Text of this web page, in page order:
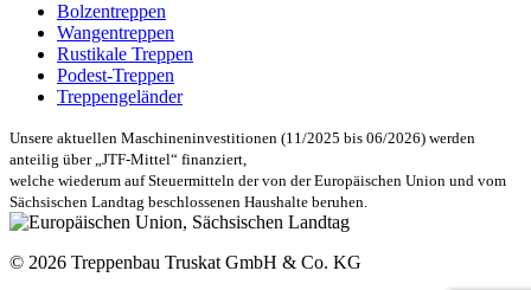
Bolzentreppen
Wangentreppen
Rustikale Treppen
Podest-Treppen
Treppengeländer
Unsere aktuellen Maschineninvestitionen (11/2025 bis 06/2026) werden
anteilig über „JTF-Mittel“ finanziert,
welche wiederum auf Steuermitteln der von der Europäischen Union und vom
Sächsischen Landtag beschlossenen Haushalte beruhen.
© 2026 Treppenbau Truskat GmbH & Co. KG